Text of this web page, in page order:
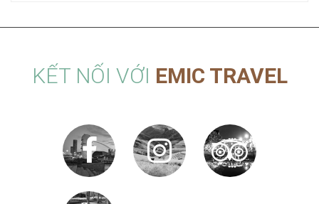
KẾT NỐI VỚI EMIC TRAVEL